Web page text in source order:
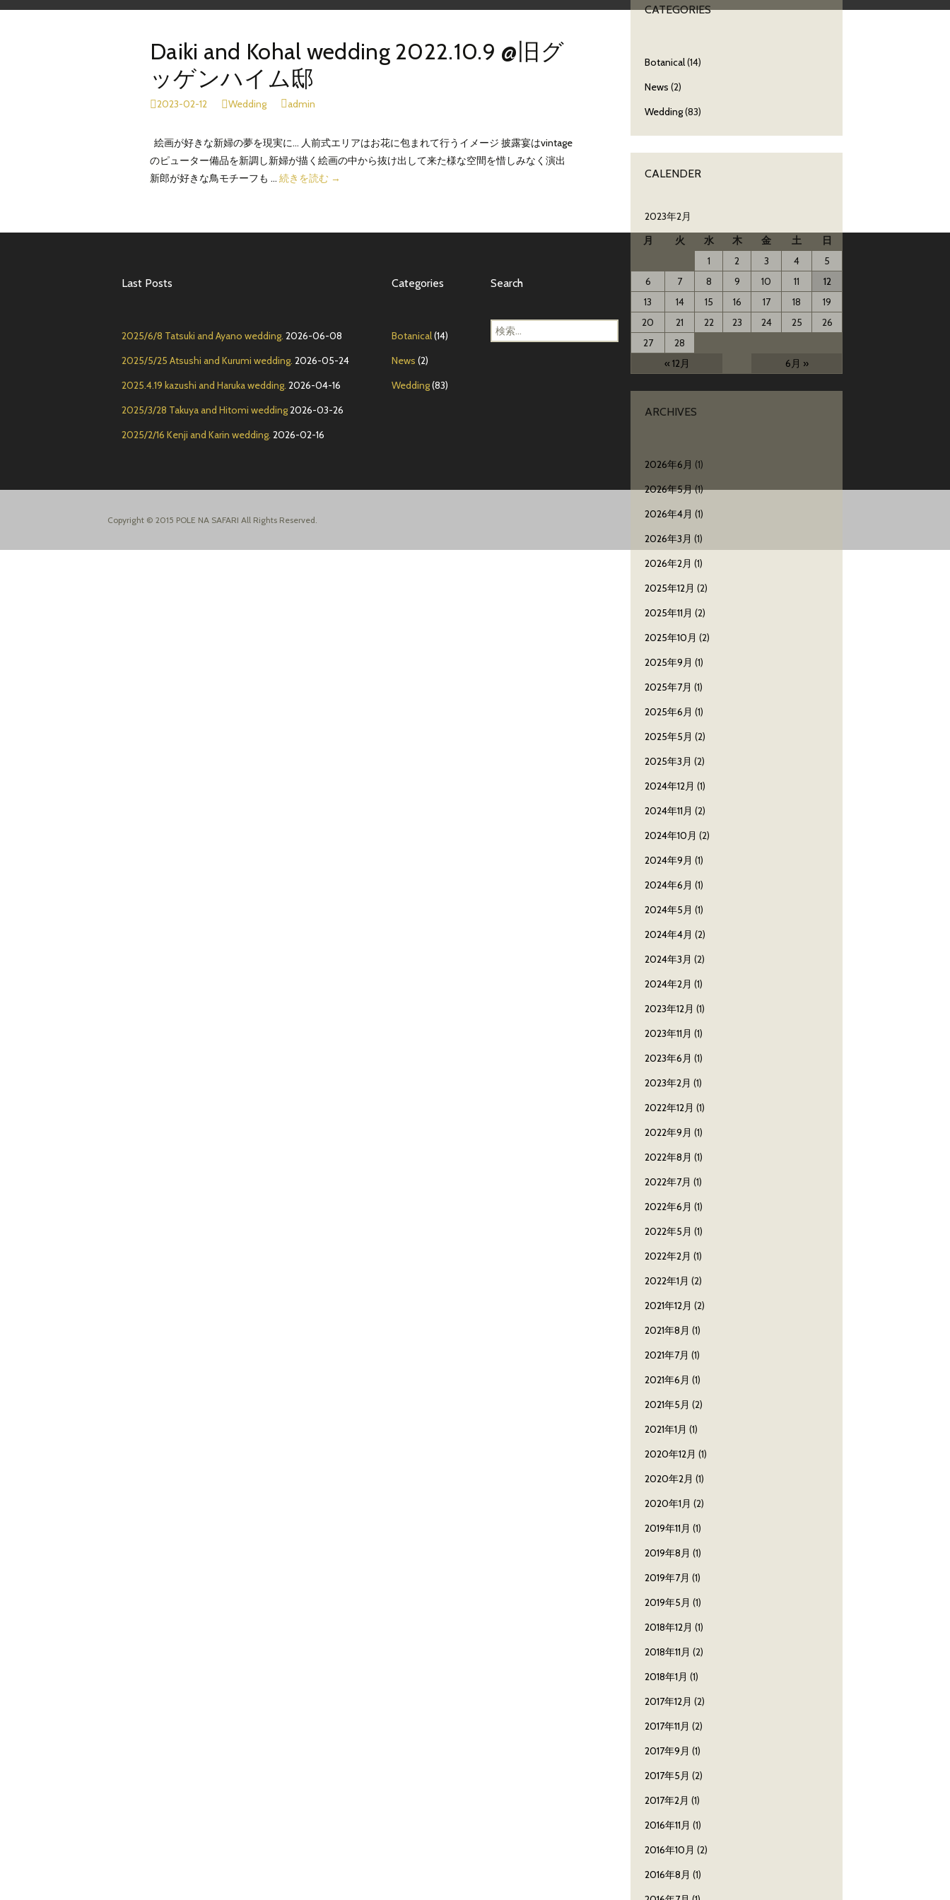
へ
Daiki and Kohal wedding 2022.10.9 @旧グ
ッゲンハイム邸
2023-02-12 Wedding admin
絵画が好きな新婦の夢を現実に… 人前式エリアはお花に包まれて行うイメージ 披露宴はvintage
のピューター備品を新調し新婦が描く絵画の中から抜け出して来た様な空間を惜しみなく演出
新郎が好きな鳥モチーフも … 続きを読む Daiki
wedding
ゲ
ン
イ
ム
→
CATEGORIES
Botanical(14)
News (2)
Wedding(83)
CALENDER
2023年2月
月
火 水 木 金 土 日
« 12月 6月 »
1 2 3 4
5
6
7 8 9 10 11
12
13
14 15 16 17 18
19
20
21 22 23 24 25
26
27
28
ARCHIVES
2026年6月 (1)
2026年5月(1)
2026年4月 (1)
2026年3月 (1)
2026年2月 (1)
2025年12月 (2)
2025年11月 (2)
2025年10月 (2)
2025年9月 (1)
2025年7月 (1)
2025年6月 (1)
2025年5月 (2)
2025年3月 (2)
2024年12月 (1)
2024年11月 (2)
2024年10月 (2)
2024年9月 (1)
2024年6月 (1)
2024年5月 (1)
2024年4月 (2)
2024年3月 (2)
2024年2月 (1)
2023年12月 (1)
2023年11月 (1)
2023年6月 (1)
2023年2月 (1)
2022年12月 (1)
2022年9月 (1)
2022年8月 (1)
2022年7月 (1)
2022年6月 (1)
2022年5月 (1)
2022年2月 (1)
2022年1月 (2)
2021年12月 (2)
2021年8月 (1)
2021年7月 (1)
2021年6月 (1)
2021年5月 (2)
2021年1月 (1)
2020年12月 (1)
2020年2月 (1)
2020年1月 (2)
2019年11月 (1)
2019年8月 (1)
2019年7月 (1)
2019年5月 (1)
2018年12月 (1)
2018年11月 (2)
2018年1月 (1)
2017年12月 (2)
2017年11月 (2)
2017年9月 (1)
2017年5月 (2)
2017年2月 (1)
2016年11月 (1)
2016年10月 (2)
2016年8月 (1)
Last Posts
2025/6/8 Tatsuki and Ayano wedding. 2026-06-08
2025/5/25 Atsushi and Kurumi wedding. 2026-05-24
2025.4.19 kazushi and Haruka wedding. 2026-04-16
2025/3/28 Takuya and Hitomi wedding2026-03-26
2025/2/16 Kenji and Karin wedding. 2026-02-16
Categories
Botanical(14)
News (2)
Wedding(83)
Search
Copyright © 2015 POLE NA SAFARI All Rights Reserved.